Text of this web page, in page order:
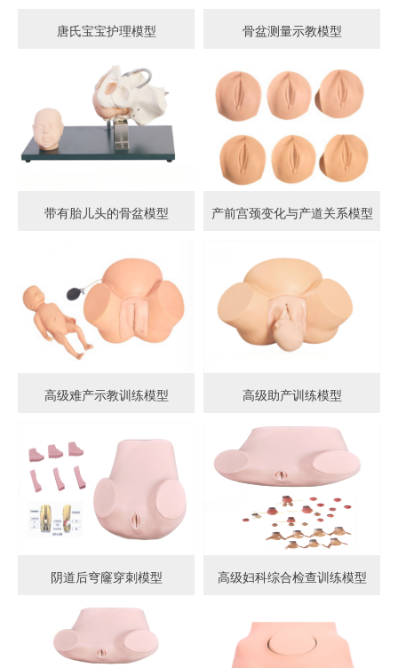
唐氏宝宝护理模型 骨盆测量示教模型
带有胎儿头的骨盆模型 产前宫颈变化与产道关系模型
高级难产示教训练模型 高级助产训练模型
阴道后穹窿穿刺模型 高级妇科综合检查训练模型